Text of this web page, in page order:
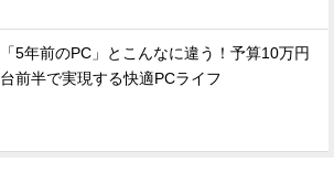
「5年前のPC」とこんなに違う！予算10万円
台前半で実現する快適PCライフ